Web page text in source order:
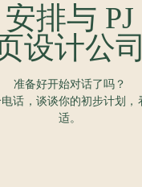
安排与 PJ
设计公
准备好开始对话了吗？
话，谈谈你的初步计划，
适。